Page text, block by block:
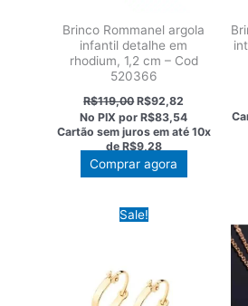
produto
Brinco Rommanel argola
infantil detalhe em
rhodium, 1,2 cm – Cod
520366
R$119,00O
preço
original
era:
R$119,00.
R$92,82
preço
atual
é:
R$92,82.
No PIX porR$83,54
Cartão sem juros em até 10x
deR$9,28
Comprar agora
Sale!